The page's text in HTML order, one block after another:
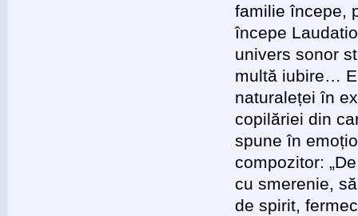
familie începe,
începe
univers sonor
multă iubire…
naturaleței în
copilăriei din
spune în
compozitor:
cu smerenie,
de spirit,